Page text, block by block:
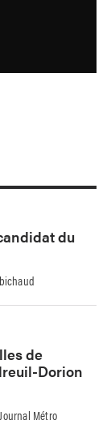
du
de
Dorion
Métro